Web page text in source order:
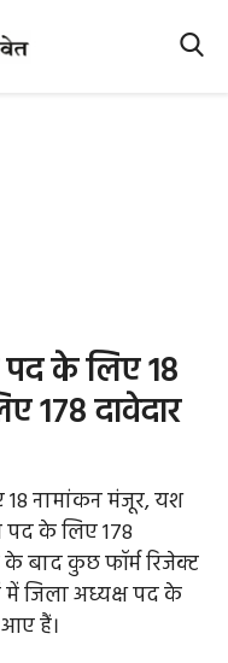
पद के लिए 18
178 दावेदार
18 नामांकन मंजूर, यश
पद के लिए 178
के बाद कुछ फॉर्म रिजेक्ट
जिला अध्यक्ष पद के
हैं।